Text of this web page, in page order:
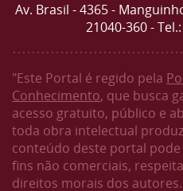
Av. Brasil - 4365 -
21040-360 -
"Este Portal é regido pela
Conhecimento, que busca
acesso gratuito, público e
toda obra intelectual
conteúdo deste portal
fins não comerciais,
direitos morais dos autores.